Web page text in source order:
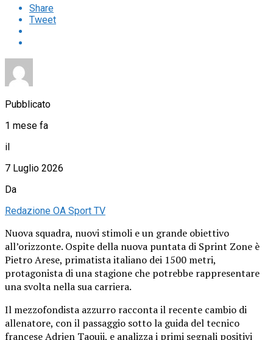
Share
Tweet
Pubblicato
1 mese fa
il
7 Luglio 2026
Da
Redazione OA Sport TV
Nuova squadra, nuovi stimoli e un grande obiettivo
all’orizzonte. Ospite della nuova puntata di Sprint Zone è
Pietro Arese, primatista italiano dei 1500 metri,
protagonista di una stagione che potrebbe rappresentare
una svolta nella sua carriera.
Il mezzofondista azzurro racconta il recente cambio di
allenatore, con il passaggio sotto la guida del tecnico
francese Adrien Taouji, e analizza i primi segnali positivi